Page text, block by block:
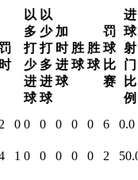
时
以
多
打
少
进
球
以
少
打
多
进
球
加
时
进
球
胜
球
胜
球
罚
球
比
赛
进
球
射
门
比
例
2 0 0 0 0 0 0 6
0.0
1 0 0 0 0 0 2